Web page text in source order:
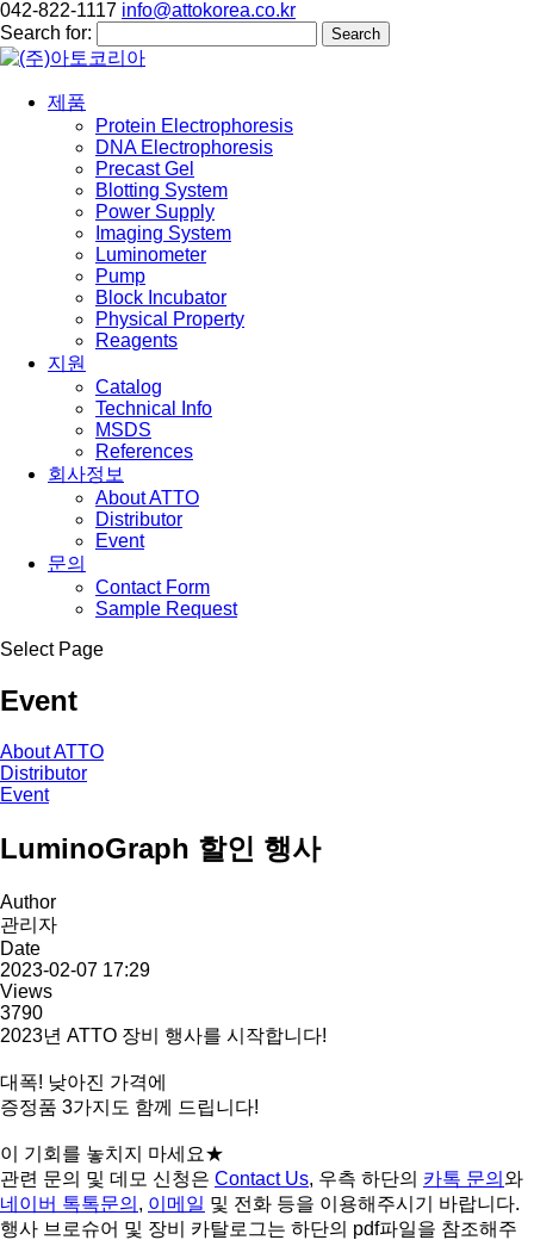
042-822-1117 info@attokorea.co.kr
Search for:
제품
Protein Electrophoresis
DNA Electrophoresis
Precast Gel
Blotting System
Power Supply
Imaging System
Luminometer
Pump
Block Incubator
Physical Property
Reagents
지원
Catalog
Technical Info
MSDS
References
회사정보
About ATTO
Distributor
Event
문의
Contact Form
Sample Request
Select Page
Event
About ATTO
Distributor
Event
LuminoGraph 할인 행사
Author
관리자
Date
2023-02-07 17:29
Views
3790
2023년 ATTO 장비 행사를 시작합니다!
대폭! 낮아진 가격에
증정품 3가지도 함께 드립니다!
이 기회를 놓치지 마세요★
관련 문의 및 데모 신청은 Contact Us, 우측 하단의 카톡 문의 와
네이버 톡톡문의 , 이메일 및 전화 등을 이용해주시기 바랍니다.
행사 브로슈어 및 장비 카탈로그는 하단의 pdf파일을 참조해주